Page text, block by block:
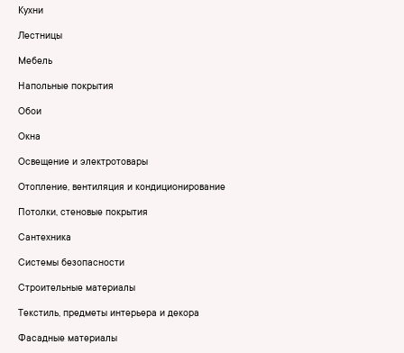
Кухни
Лестницы
Мебель
Напольные покрытия
Обои
Окна
Освещение и электротовары
Отопление, вентиляция и кондиционирование
Потолки, стеновые покрытия
Сантехника
Системы безопасности
Строительные материалы
Текстиль, предметы интерьера и декора
Фасадные материалы